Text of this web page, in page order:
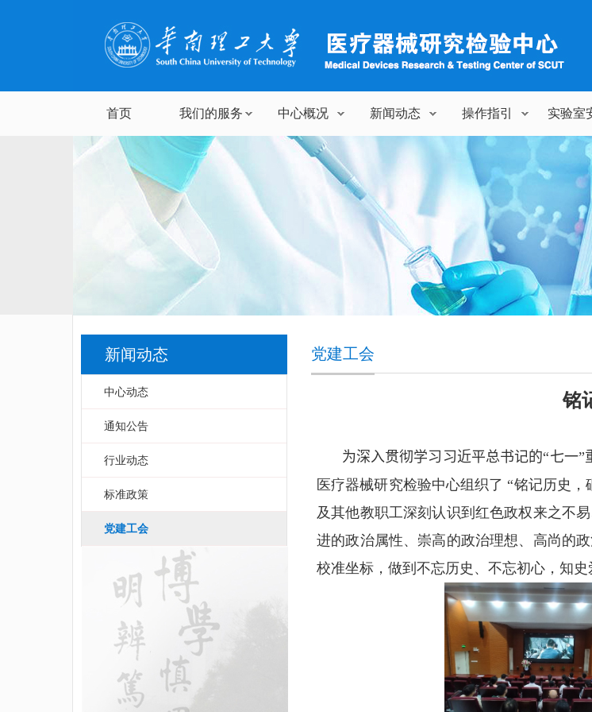
首页 我们的服务 中心概况 新闻动态 操作指引 实验室
新闻动态
中心动态
通知公告
行业动态
标准政策
党建工会
党建工会
铭
为深入贯彻学习 习近平总书记的“七一
医疗器械研究检验中心组织了 “铭记历史
及其他教职工深刻认识到红色政权来之不
进的政治属性、崇高的政治理想、高尚的
校准坐标，做到不忘历史、不忘初心，知史